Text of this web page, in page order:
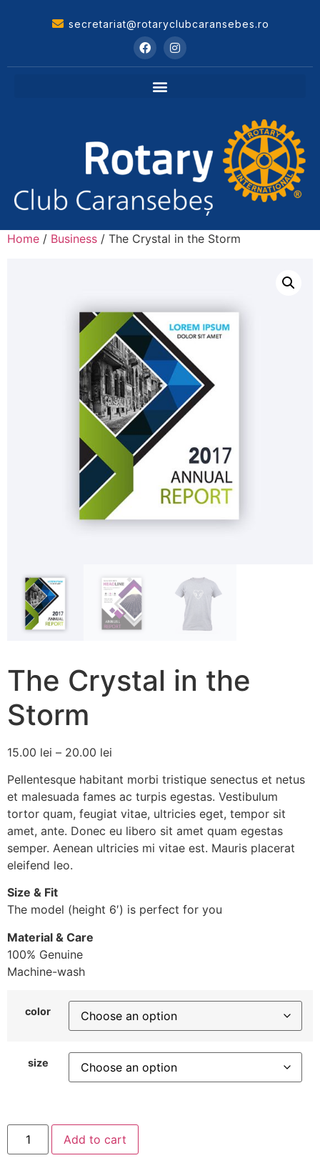
secretariat@rotaryclubcaransebes.ro
Home / Business / The Crystal in the Storm
The Crystal in the
Storm
15.00 lei – 20.00 lei
Pellentesque habitant morbi tristique senectus et netus
et malesuada fames ac turpis egestas. Vestibulum
tortor quam, feugiat vitae, ultricies eget, tempor sit
amet, ante. Donec eu libero sit amet quam egestas
semper. Aenean ultricies mi vitae est. Mauris placerat
eleifend leo.
Size & Fit
The model (height 6′) is perfect for you
Material & Care
100% Genuine
Machine-wash
color
size
Add to cart